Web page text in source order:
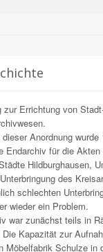
zur Errichtung von
Anordnung
Endarchiv für die
Hildburghausen,
des
schlechten
wieder ein Problem.
war zunächst teils in
Kapazität zur
Möbelfabrik Schulze